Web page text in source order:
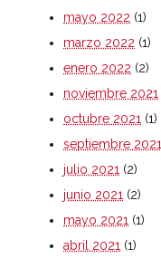
mayo 2022 (1)
marzo 2022 (1)
enero 2022 (2)
noviembre 2021
octubre 2021 (1)
septiembre 2021
julio 2021 (2)
junio 2021 (2)
mayo 2021 (1)
abril 2021 (1)